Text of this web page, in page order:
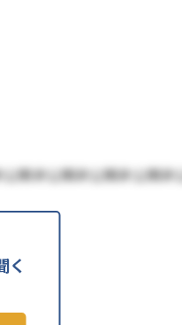
く
開非公開非公開非公開非